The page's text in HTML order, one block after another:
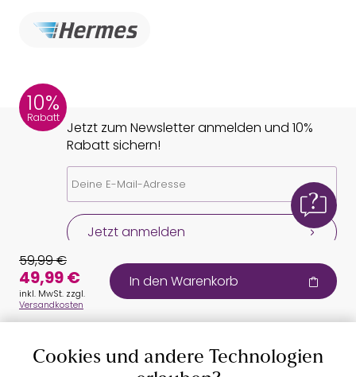
10%
Rabatt
Jetzt zum Newsletter anmelden und 10%
Rabatt sichern!
Jetzt anmelden
59,99 €
49,99 €
inkl. MwSt. zzgl.
Versandkosten
In den Warenkorb
Cookies und andere Technologien